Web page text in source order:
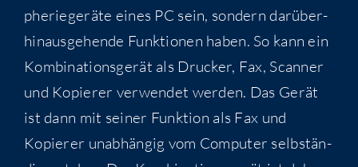
phe­rie­ge­rä­te eines PC sein, son­dern dar­über­
hin­aus­ge­hen­de Funk­tio­nen haben. So kann ein
Kom­bi­na­ti­ons­ge­rät als Dru­cker, Fax, Scan­ner
und Kopie­rer ver­wen­det wer­den. Das Gerät
ist dann mit sei­ner Funk­ti­on als Fax und
Kopie­rer unab­hän­gig vom Com­pu­ter selb­stän­